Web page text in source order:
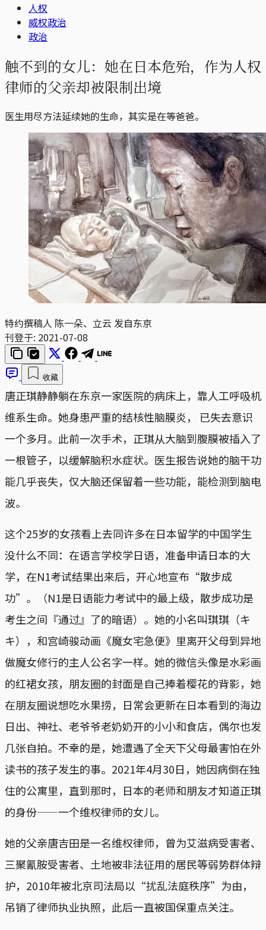
人权
威权政治
政治
触不到的女儿：她在日本危殆，作为人权
律师的父亲却被限制出境
医生用尽方法延续她的生命，其实是在等爸爸。
特约撰稿人 陈一朵、立云 发自东京
刊登于: 2021-07-08
收藏
唐正琪静静躺在东京一家医院的病床上，靠人工呼吸机
维系生命。她身患严重的结核性脑膜炎， 已失去意识
一个多月。此前一次手术，正琪从大脑到腹膜被插入了
一根管子，以缓解脑积水症状。医生报告说她的脑干功
能几乎丧失，仅大脑还保留着一些功能，能检测到脑电
波。
这个25岁的女孩看上去同许多在日本留学的中国学生
没什么不同：在语言学校学日语，准备申请日本的大
学，在N1考试结果出来后，开心地宣布“散步成
功”。（N1是日语能力考试中的最上级，散步成功是
考生之间『通过』了的暗语）。她的小名叫琪琪（キ
キ），和宫崎骏动画《魔女宅急便》里离开父母到异地
做魔女修行的主人公名字一样。她的微信头像是水彩画
的红裙女孩，朋友圈的封面是自己捧着樱花的背影，她
在朋友圈说想吃水果捞，日常会更新在日本看到的海边
日出、神社、老爷爷老奶奶开的小小和食店，偶尔也发
几张自拍。不幸的是，她遭遇了全天下父母最害怕在外
读书的孩子发生的事。2021年4月30日，她因病倒在独
住的公寓里，直到那时，日本的老师和朋友才知道正琪
的身份——一个维权律师的女儿。
她的父亲唐吉田是一名维权律师，曾为艾滋病受害者、
三聚氰胺受害者、土地被非法征用的居民等弱势群体辩
护，2010年被北京司法局以“扰乱法庭秩序”为由，
吊销了律师执业执照，此后一直被国保重点关注。